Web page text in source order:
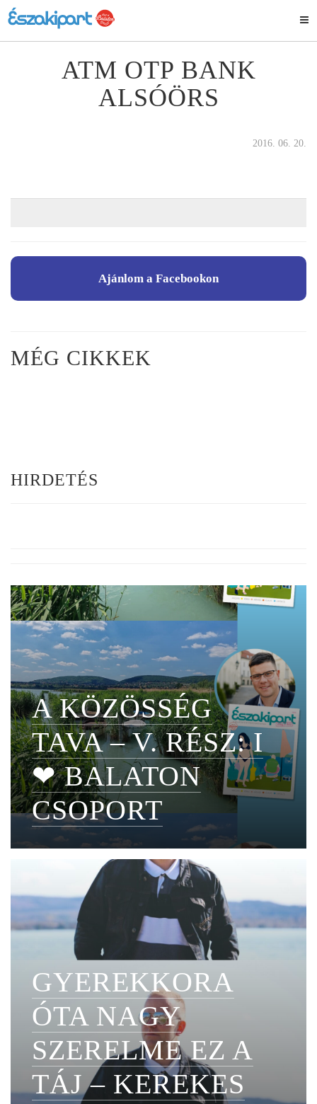
ATM OTP BANK
ALSÓÖRS
2016. 06. 20.
Ajánlom a Facebookon
MÉG CIKKEK
HIRDETÉS
A KÖZÖSSÉG
TAVA – V. RÉSZ: I
❤ BALATON
CSOPORT
GYEREKKORA
ÓTA NAGY
SZERELME EZ A
TÁJ – KEREKES